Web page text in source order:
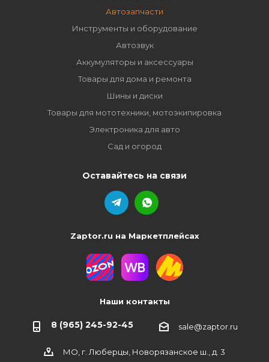
Автозапчасти
Инструменты и оборудование
Автозвук
Аккумуляторы и аксессуары
Товары для дома и ремонта
Шины и диски
Товары для мототехники, мотоэкипировка
Электроника для авто
Сад и огород
Оставайтесь на связи
Zaptor.ru на Маркетплейсах
Наши контакты
8 (965) 245-92-45 sale@zaptor.ru
МО, г. Люберцы, Новорязанское ш., д. 3